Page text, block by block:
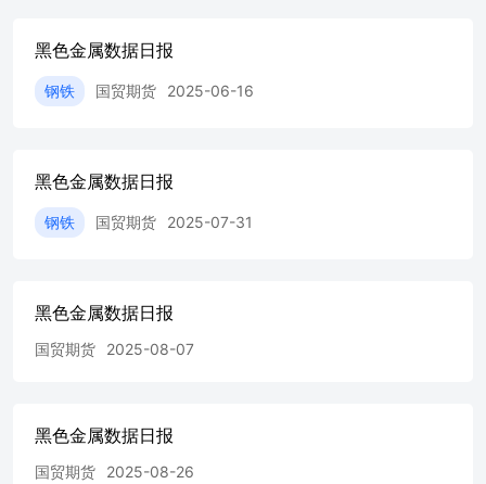
黑色金属数据日报
钢铁 国贸期货 2025-06-16
黑色金属数据日报
钢铁 国贸期货 2025-07-31
黑色金属数据日报
国贸期货 2025-08-07
黑色金属数据日报
国贸期货 2025-08-26